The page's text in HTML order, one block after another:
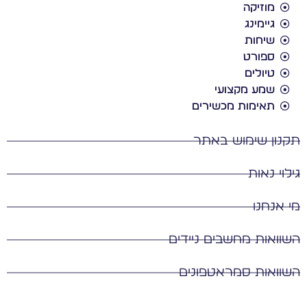
מוזיקה
גיימינג
שיחות
ספורט
טיולים
שמע מקצועי
תאימות מכשירים
שימוש באתר
נאות
אנחנו
מחשבים ניידים
סמראטפונים